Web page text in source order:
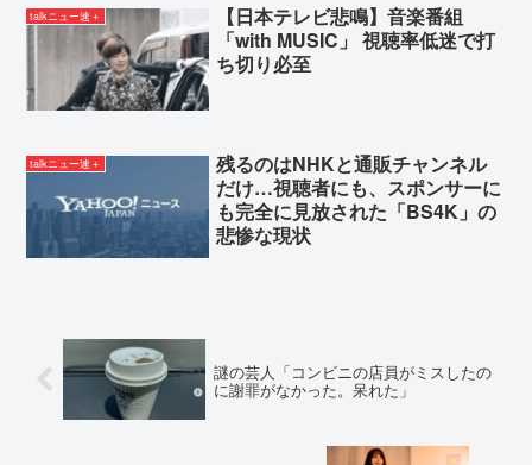
talkニュー速＋
【日本テレビ悲鳴】音楽番組
「with MUSIC」 視聴率低迷で打
ち切り必至
talkニュー速＋
残るのはNHKと通販チャンネル
だけ…視聴者にも、スポンサーに
も完全に見放された「BS4K」の
悲惨な現状
謎の芸人「コンビニの店員がミスしたの
に謝罪がなかった。呆れた」